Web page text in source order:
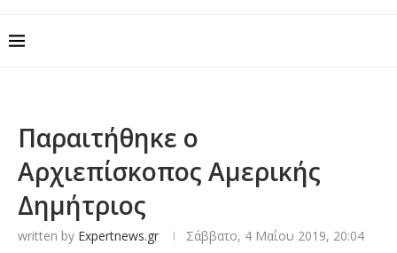
Παραιτήθηκε ο
Αρχιεπίσκοπος Αμερικής
Δημήτριος
written by Expertnews.gr Σάββατο, 4 Μαΐου 2019, 20:04